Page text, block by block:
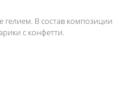
В состав композиции
с конфетти.